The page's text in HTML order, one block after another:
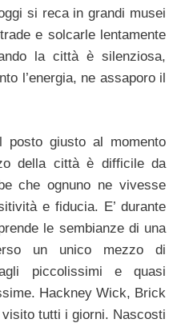
si reca in grandi musei
e solcarle lentamente
la città è silenziosa,
l’energia, ne assaporo il
giusto al momento
della città è difficile da
che ognuno ne vivesse
e fiducia. E’ durante
le sembianze di una
un unico mezzo di
piccolissimi e quasi
Hackney Wick, Brick
tutti i giorni. Nascosti